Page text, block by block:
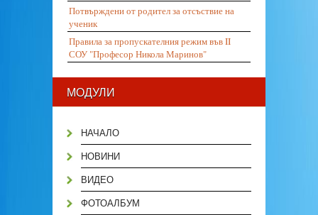
Потвърждени от родител за отсъствие на
ученик
Правила за пропускателния режим във II
СОУ "Професор Никола Маринов"
МОДУЛИ
НАЧАЛО
НОВИНИ
ВИДЕО
ФОТОАЛБУМ